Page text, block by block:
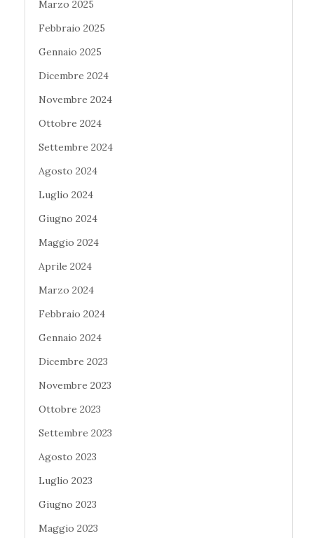
Marzo 2025
Febbraio 2025
Gennaio 2025
Dicembre 2024
Novembre 2024
Ottobre 2024
Settembre 2024
Agosto 2024
Luglio 2024
Giugno 2024
Maggio 2024
Aprile 2024
Marzo 2024
Febbraio 2024
Gennaio 2024
Dicembre 2023
Novembre 2023
Ottobre 2023
Settembre 2023
Agosto 2023
Luglio 2023
Giugno 2023
Maggio 2023